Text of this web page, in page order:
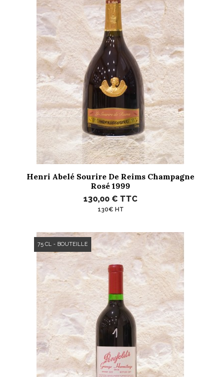
Henri Abelé Sourire De Reims Champagne
Rosé 1999
130,00 € TTC
130€ HT
75 CL - BOUTEILLE